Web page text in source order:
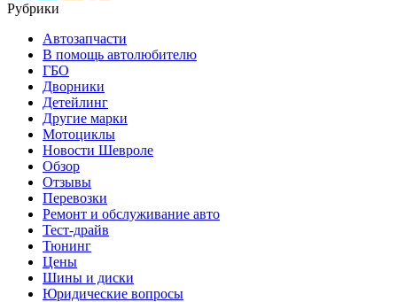
Рубрики
Автозапчасти
В помощь автолюбителю
ГБО
Дворники
Детейлинг
Другие марки
Мотоциклы
Новости Шевроле
Обзор
Отзывы
Перевозки
Ремонт и обслуживание авто
Тест-драйв
Тюнинг
Цены
Шины и диски
Юридические вопросы